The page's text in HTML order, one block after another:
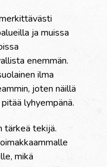
ja muissa
enemmän.
ilma
joten näillä
lyhyempänä.
tärkeä tekijä.
mikä